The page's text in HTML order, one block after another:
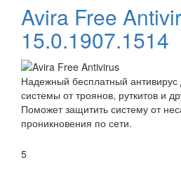
Avira Free
15.0.1907.1514
Надежный бесплатный антивирус
системы от троянов, руткитов и
Поможет защитить систему от
проникновения по сети.
5